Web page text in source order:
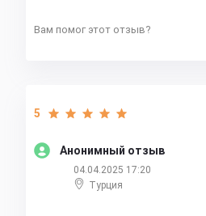
Вам помог этот отзыв?
Анонимный отзыв
5
04.04.2025 17:20
Турция